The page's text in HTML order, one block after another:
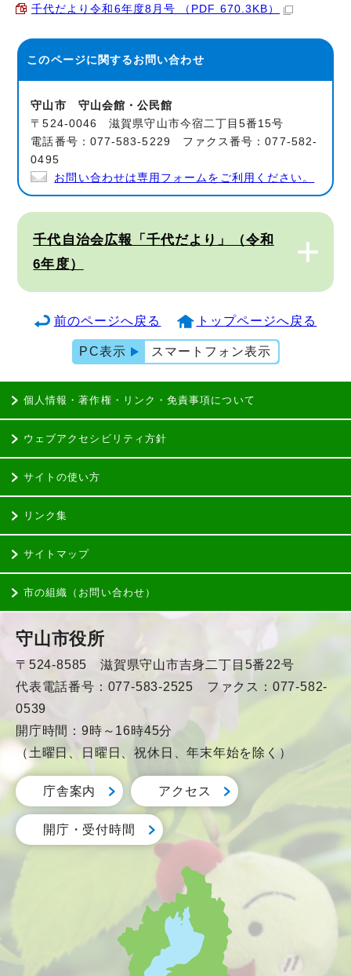
千代だより令和6年度8月号 （PDF 670.3KB）
このページに関するお問い合わせ
守山市 守山会館・公民館
〒524-0046 滋賀県守山市今宿二丁目5番15号
電話番号：077-583-5229 ファクス番号：077-582-
0495
お問い合わせは専用フォームをご利用ください。
千代自治会広報「千代だより」（令和
6年度）
前のページへ戻る トップページへ戻る
PC表示 スマートフォン表示
個人情報・著作権・リンク・免責事項について
ウェブアクセシビリティ方針
サイトの使い方
リンク集
サイトマップ
市の組織（お問い合わせ）
守山市役所
〒524-8585 滋賀県守山市吉身二丁目5番22号
代表電話番号：077-583-2525 ファクス：077-582-
0539
開庁時間：9時～16時45分
（土曜日、日曜日、祝休日、年末年始を除く）
庁舎案内 アクセス
開庁・受付時間